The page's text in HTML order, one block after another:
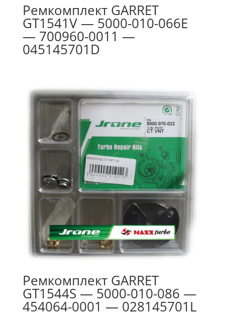
Ремкомплект GARRET
GT1541V — 5000-010-066E
— 700960-0011 —
045145701D
Ремкомплект GARRET
GT1544S — 5000-010-086 —
454064-0001 — 028145701L